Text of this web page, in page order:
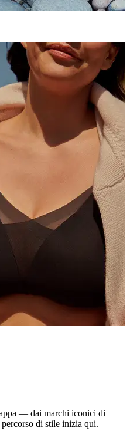
— dai marchi iconici di
di stile inizia qui.